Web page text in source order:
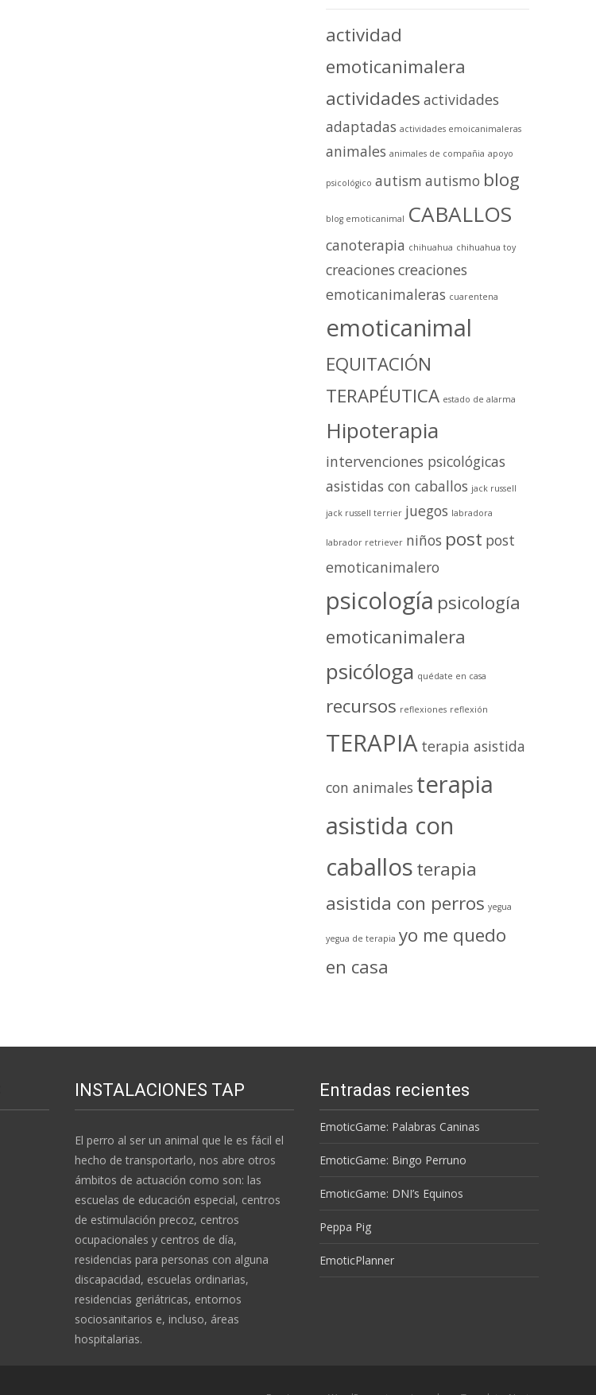
actividad
emoticanimalera
actividades actividades
adaptadas actividades emoicanimaleras
animales animales de compañia apoyo
psicológico autism autismo blog
blog emoticanimal CABALLOS
canoterapia chihuahua chihuahua toy
creaciones creaciones
emoticanimaleras cuarentena
emoticanimal
EQUITACIÓN
TERAPÉUTICA estado de alarma
Hipoterapia
intervenciones psicológicas
asistidas con caballos jack russell
jack russell terrier juegos labradora
labrador retriever niños post post
emoticanimalero
psicología psicología
emoticanimalera
psicóloga quédate en casa
recursos reflexiones reflexión
TERAPIA terapia asistida
con animales terapia
asistida con
caballosterapia
asistida con perros yegua
yegua de terapia yo me quedo
en casa
INSTALACIONES TAP
El perro al ser un animal que le es fácil el
hecho de transportarlo, nos abre otros
ámbitos de actuación como son: las
escuelas de educación especial, centros
de estimulación precoz, centros
ocupacionales y centros de día,
residencias para personas con alguna
discapacidad, escuelas ordinarias,
residencias geriátricas, entornos
sociosanitarios e, incluso, áreas
hospitalarias.
Entradas recientes
EmoticGame: Palabras Caninas
EmoticGame: Bingo Perruno
EmoticGame: DNI’s Equinos
Peppa Pig
EmoticPlanner